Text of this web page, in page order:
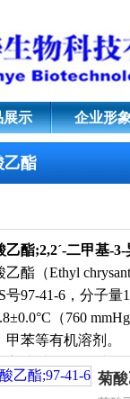
二甲
展示 企业形
乙酯
乙酯;2,2ˊ-二甲基-
乙酯（Ethyl
号97-41-6，分子量
（760
甲苯等有机溶剂。
方法以2,5-二甲基-
艺采用芳胺类水杨
菊